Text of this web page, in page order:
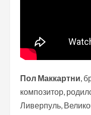
Пол Маккартни,
композитор,
Ливерпуль,